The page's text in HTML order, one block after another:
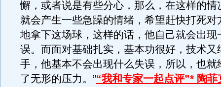
懈，或者说是有些分心，那么，在这样的情
就会产生一些急躁的情绪，希望赶快打死对
地拿下这场球，这样的话，他自己就会出现
误。而面对基础扎实，基本功很好，技术又
手，他基本不会出现什么失误，所以，也就
了无形的压力。”“我和专家一起点评”* 陶